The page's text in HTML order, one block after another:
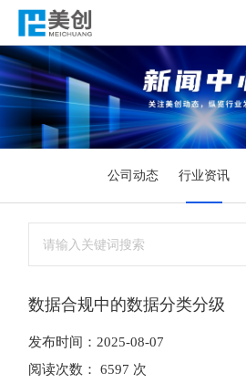
公司动态 行业资讯
数据合规中的数据分类分级
发布时间：2025-08-07
阅读次数： 6597 次